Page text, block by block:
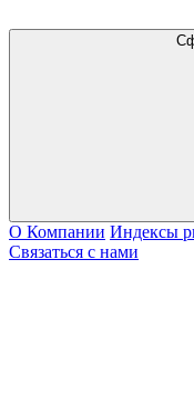
О Компании Индексы
Связаться с нами